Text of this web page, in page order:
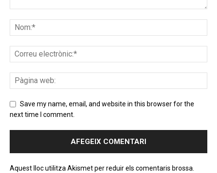
Save my name, email, and website in this browser for the
next time I comment.
Aquest lloc utilitza Akismet per reduir els comentaris brossa.